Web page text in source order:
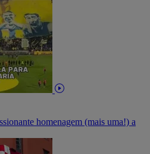
homenagem (mais uma!) a